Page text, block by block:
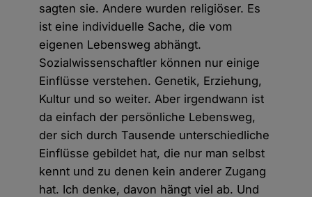
sagten sie. Andere wurden religiöser. Es
ist eine individuelle Sache, die vom
eigenen Lebensweg abhängt.
Sozialwissenschaftler können nur einige
Einflüsse verstehen. Genetik, Erziehung,
Kultur und so weiter. Aber irgendwann ist
da einfach der persönliche Lebensweg,
der sich durch Tausende unterschiedliche
Einflüsse gebildet hat, die nur man selbst
kennt und zu denen kein anderer Zugang
hat. Ich denke, davon hängt viel ab. Und